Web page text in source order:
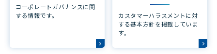
コーポレートガバナンスに関
する情報です。
カスタマーハラスメントに対
する基本方針を掲載していま
す。